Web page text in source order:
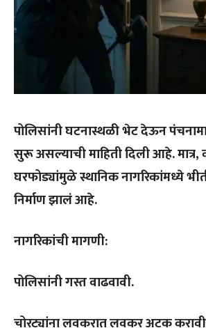
पोलिसांनीघटनास्थळीभेटदेऊन
सुरूअसल्याचीमाहितीदिलीआहे.मात्र,
घरफोड्यांमुळेस्थानिकनागरिकांमध्ये
निर्माणझालंआहे.
नागरिकांचीमागणी:
पोलिसांनीगस्तवाढवावी.
चोरट्यांनालवकरातलवकरअटककरावी